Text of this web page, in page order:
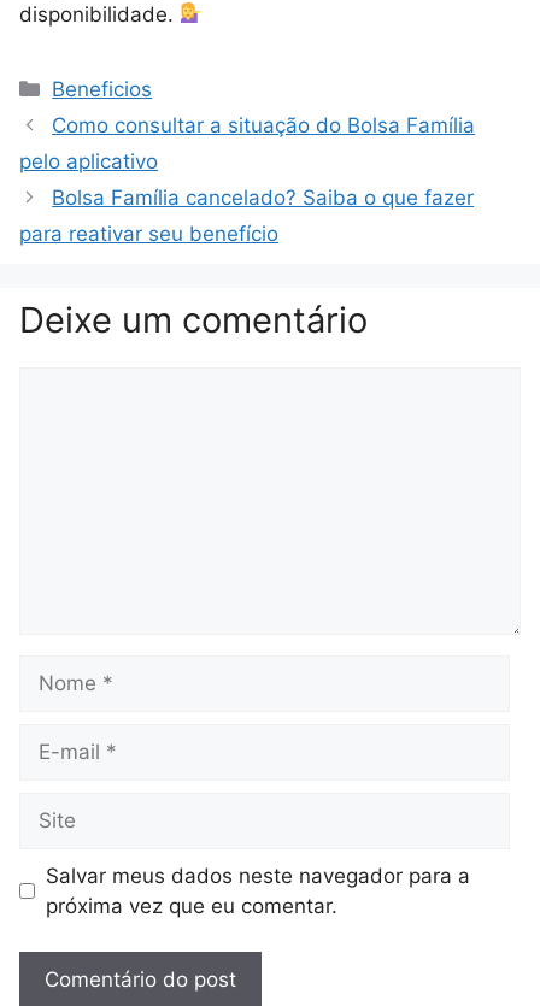
disponibilidade.
Categorias
Beneficios
Como consultar a situação do Bolsa Família
pelo aplicativo
Bolsa Família cancelado? Saiba o que fazer
para reativar seu benefício
Deixe um comentário
mail
Salvar meus dados neste navegador para a
próxima vez que eu comentar.